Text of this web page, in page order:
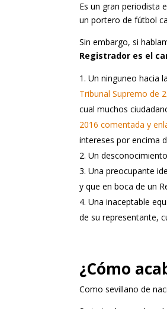
Es un gran periodista
un portero de fútbol
Sin embargo, si
Registrador es el
Un ninguneo hacia
Tribunal Supremo de
cual muchos
2016 comentada y
intereses por encima
Un
Una preocupante
y que en boca de un
Una inaceptable
de su representante,
¿Cómo
Como sevillano de